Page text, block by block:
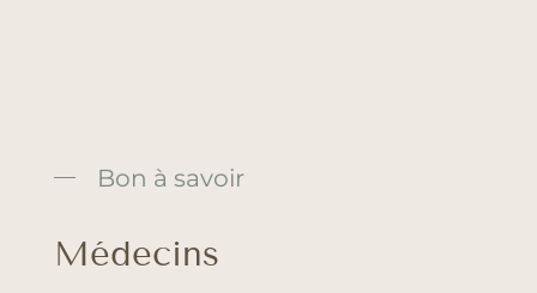
Bon à savoir
Médecins